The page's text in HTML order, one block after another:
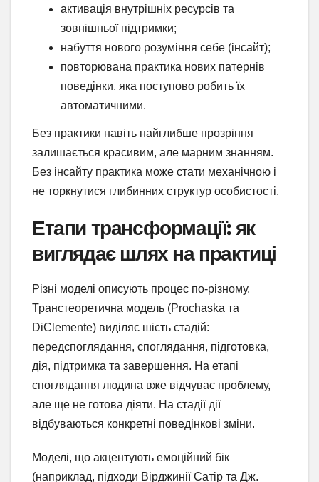
активація внутрішніх ресурсів та
зовнішньої підтримки;
набуття нового розуміння себе (інсайт);
повторювана практика нових патернів
поведінки, яка поступово робить їх
автоматичними.
Без практики навіть найглибше прозріння
залишається красивим, але марним знанням.
Без інсайту практика може стати механічною і
не торкнутися глибинних структур особистості.
Етапи трансформації: як
виглядає шлях на практиці
Різні моделі описують процес по-різному.
Транстеоретична модель (Prochaska та
DiClemente) виділяє шість стадій:
передспоглядання, споглядання, підготовка,
дія, підтримка та завершення. На етапі
споглядання людина вже відчуває проблему,
але ще не готова діяти. На стадії дії
відбуваються конкретні поведінкові зміни.
Моделі, що акцентують емоційний бік
(наприклад, підходи Вірджинії Сатір та Дж.